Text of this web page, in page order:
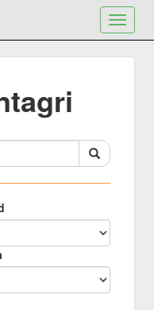
Toggle